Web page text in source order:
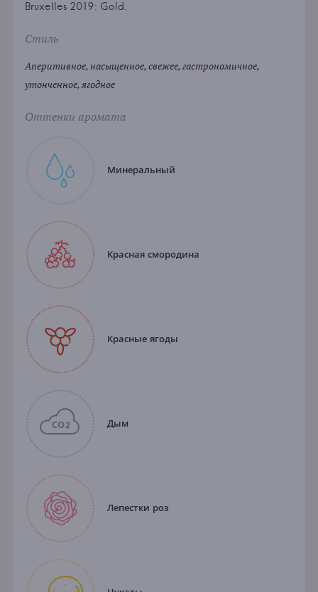
Bruxelles 2019: Gold.
Стиль
Аперитивное, насыщенное, свежее, гастрономичное,
утонченное, ягодное
Оттенки аромата
Минеральный
Красная смородина
Красные ягоды
Дым
Лепестки роз